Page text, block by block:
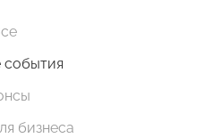
события
бизнеса